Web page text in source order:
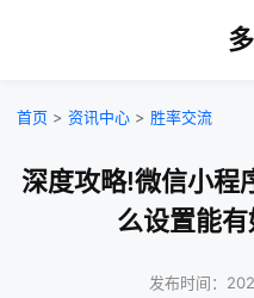
首页 > 资讯中心 > 胜率交流
深度攻略!微信小程
么设置能
发布时间：